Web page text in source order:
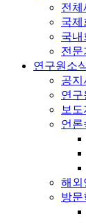
전체
국제
국내
전문
연구원소
공지
연구
보도
언론
해외
방문